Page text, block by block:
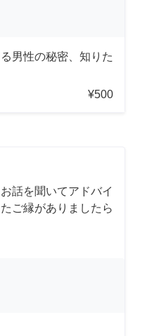
男性の秘密、知りた
¥500
話を聞いてアドバイ
ご縁がありましたら